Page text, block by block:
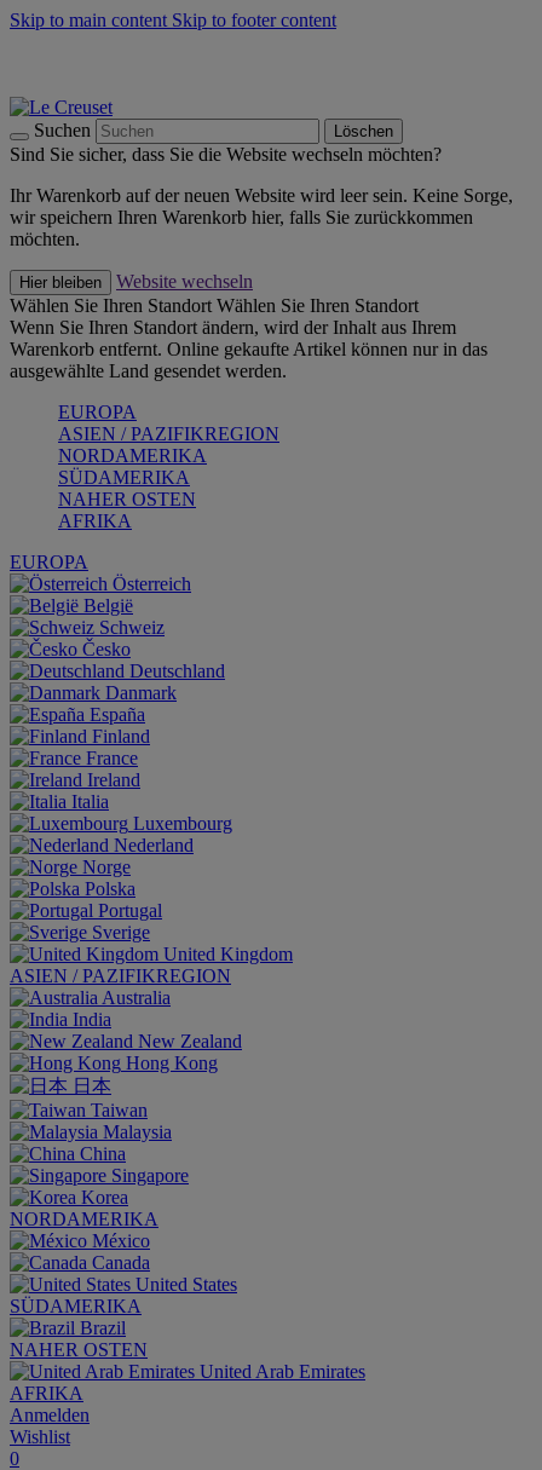
Skip to main content Skip to footer content
Suchen Löschen
Sind Sie sicher, dass Sie die Website wechseln möchten?
Ihr Warenkorb auf der neuen Website wird leer sein. Keine Sorge,
wir speichern Ihren Warenkorb hier, falls Sie zurückkommen
möchten.
Hier bleiben
Website wechseln
Wählen Sie Ihren Standort Wählen Sie Ihren Standort
Wenn Sie Ihren Standort ändern, wird der Inhalt aus Ihrem
Warenkorb entfernt. Online gekaufte Artikel können nur in das
ausgewählte Land gesendet werden.
EUROPA
ASIEN / PAZIFIKREGION
NORDAMERIKA
SÜDAMERIKA
NAHER OSTEN
AFRIKA
EUROPA
Österreich
België
Schweiz
Česko
Deutschland
Danmark
España
Finland
France
Ireland
Italia
Luxembourg
Nederland
Norge
Polska
Portugal
Sverige
United Kingdom
ASIEN / PAZIFIKREGION
Australia
India
New Zealand
Hong Kong
日本
Taiwan
Malaysia
China
Singapore
Korea
NORDAMERIKA
México
Canada
United States
SÜDAMERIKA
Brazil
NAHER OSTEN
United Arab Emirates
AFRIKA
Anmelden
Wishlist
0